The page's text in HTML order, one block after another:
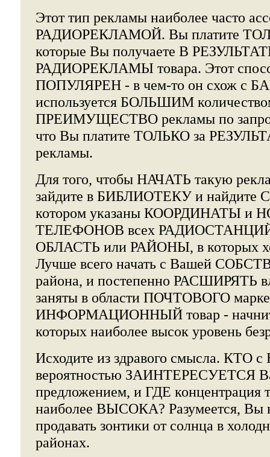
Этот тип рекламы наиболее часто
РАДИОРЕКЛАМОЙ. Вы платите
которые Вы получаете В
РАДИОРЕКЛАМЫ товара. Этот
ПОПУЛЯРЕН - в чем-то он схож с
используется БОЛЬШИМ
ПРЕИМУЩЕСТВО рекламы по
что Вы платите ТОЛЬКО за
рекламы.
Для того, чтобы НАЧАТЬ такую
зайдите в БИБЛИОТЕКУ и
котором указаны КООРДИНАТЫ и
ТЕЛЕФОНОВ всех РАДИОСТАНЦИЙ
ОБЛАСТЬ или РАЙОНЫ, в которых
Лучше всего начать с Вашей
района, и постепенно РАСШИРЯТЬ
заняты в области ПОЧТОВОГО
ИНФОРМАЦИОННЫЙ товар - начните
которых наиболее высок уровень
Исходите из здравого смысла.
вероятностью ЗАИНТЕРЕСУЕТСЯ
предложением, и ГДЕ концентрация
наиболее ВЫСОКА? Разумеется, Вы
продавать зонтики от солнца в
районах.